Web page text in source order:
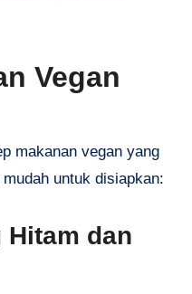
Vegan
makanan vegan yang
untuk disiapkan:
Hitam dan